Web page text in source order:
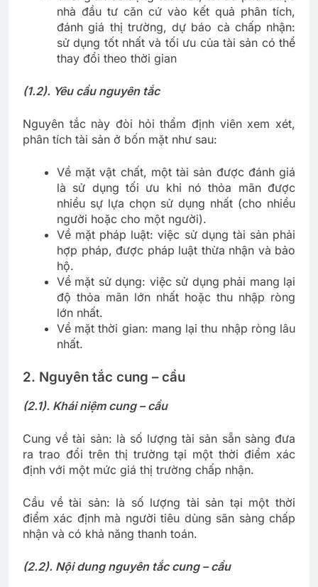
nhà đầu tư căn cứ vào kết quả phân tích,
đánh giá thị trường, dự báo cà chấp nhận:
sử dụng tốt nhất và tối ưu của tài sản có thể
thay đổi theo thời gian
(1.2). Yêu cầu nguyên tắc
Nguyên tắc này đòi hỏi thẩm định viên xem xét,
phân tích tài sản ở bốn mặt như sau:
Về mặt vật chất, một tài sản được đánh giá
là sử dụng tối ưu khi nó thỏa mãn được
nhiều sự lựa chọn sử dụng nhất (cho nhiều
người hoặc cho một người).
Về mặt pháp luật: việc sử dụng tài sản phải
hợp pháp, được pháp luật thừa nhận và bảo
hộ.
Về mặt sử dụng: việc sử dụng phải mang lại
độ thỏa mãn lớn nhất hoặc thu nhập ròng
lớn nhất.
Về mặt thời gian: mang lại thu nhập ròng lâu
nhất.
2. Nguyên tắc cung – cầu
(2.1). Khái niệm cung – cầu
Cung về tài sản: là số lượng tài sản sẵn sàng đưa
ra trao đổi trên thị trường tại một thời điểm xác
định với một mức giá thị trường chấp nhận.
Cầu về tài sản: là số lượng tài sản tại một thời
điểm xác định mà người tiêu dùng sãn sàng chấp
nhận và có khả năng thanh toán.
(2.2). Nội dung nguyên tắc cung – cầu